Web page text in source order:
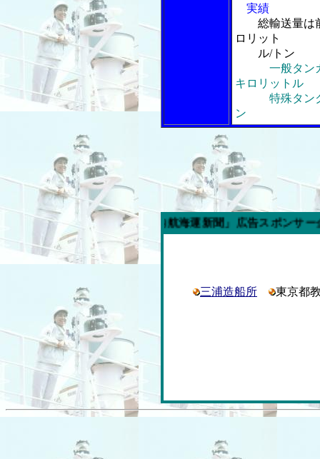
実績
総輸送量は
ロリット
ル/トン
一般タン
キロリットル
特殊タンク
ン
今週の「内航海運新聞」広告スポンサー企業
三浦造船所 東京都